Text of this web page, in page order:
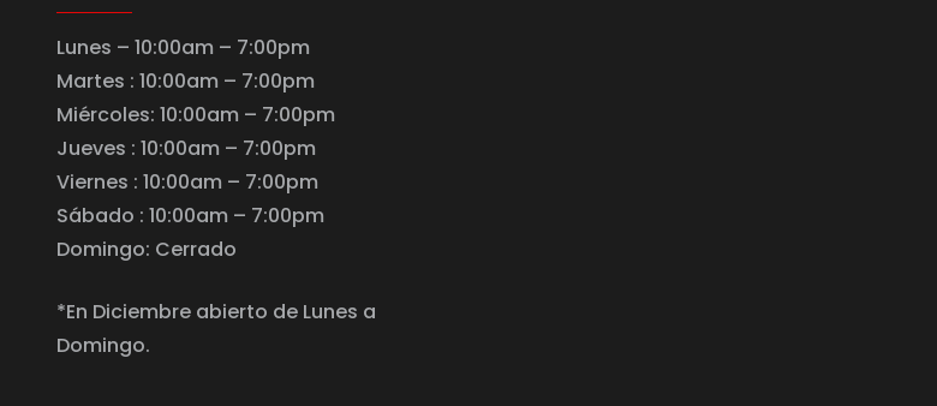
Lunes – 10:00am – 7:00pm
Martes : 10:00am – 7:00pm
Miércoles: 10:00am – 7:00pm
Jueves : 10:00am – 7:00pm
Viernes : 10:00am – 7:00pm
Sábado : 10:00am – 7:00pm
Domingo: Cerrado
*En Diciembre abierto de Lunes a
Domingo.